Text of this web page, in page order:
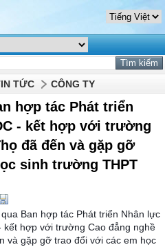
TỨC CÔNG TY
hợp tác Phát triển
- kết hợp với trường
đã đến và gặp gỡ
sinh trường THPT
Ban hợp tác Phát triển Nhân lực
kết hợp với trường Cao đẳng nghề
và gặp gỡ trao đổi với các em học